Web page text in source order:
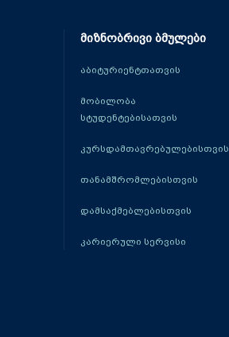
მიზნობრივი ბმულები
აბიტურიენტთათვის
მობილობა
სტუდენტებისათვის
კურსდამთავრებულებისთვის
თანამშრომლებისთვის
დამსაქმებლებისთვის
კარიერული სერვისი